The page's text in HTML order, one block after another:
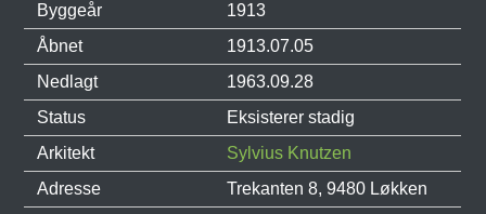
Byggeår
1913
Åbnet
1913.07.05
Nedlagt
1963.09.28
Status
Eksisterer stadig
Arkitekt
Sylvius Knutzen
Adresse
Trekanten 8, 9480 Løkken